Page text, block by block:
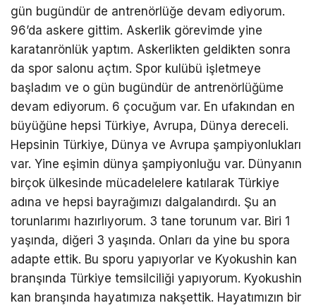
gün bugündür de antrenörlüğe devam ediyorum.
96’da askere gittim. Askerlik görevimde yine
karatanrönlük yaptım. Askerlikten geldikten sonra
da spor salonu açtım. Spor kulübü işletmeye
başladım ve o gün bugündür de antrenörlüğüme
devam ediyorum. 6 çocuğum var. En ufakından en
büyüğüne hepsi Türkiye, Avrupa, Dünya dereceli.
Hepsinin Türkiye, Dünya ve Avrupa şampiyonlukları
var. Yine eşimin dünya şampiyonluğu var. Dünyanın
birçok ülkesinde mücadelelere katılarak Türkiye
adına ve hepsi bayrağımızı dalgalandırdı. Şu an
torunlarımı hazırlıyorum. 3 tane torunum var. Biri 1
yaşında, diğeri 3 yaşında. Onları da yine bu spora
adapte ettik. Bu sporu yapıyorlar ve Kyokushin kan
branşında Türkiye temsilciliği yapıyorum. Kyokushin
kan branşında hayatımıza nakşettik. Hayatımızın bir